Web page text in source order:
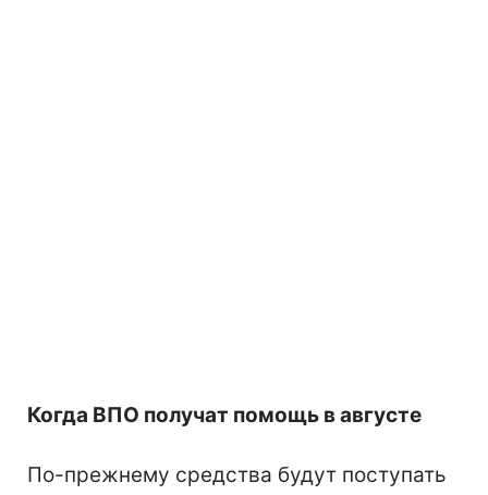
Когда ВПО получат помощь в августе
По-прежнему средства будут поступать